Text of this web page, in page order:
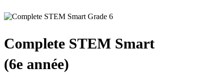
Complete STEM Smart
(6e année)